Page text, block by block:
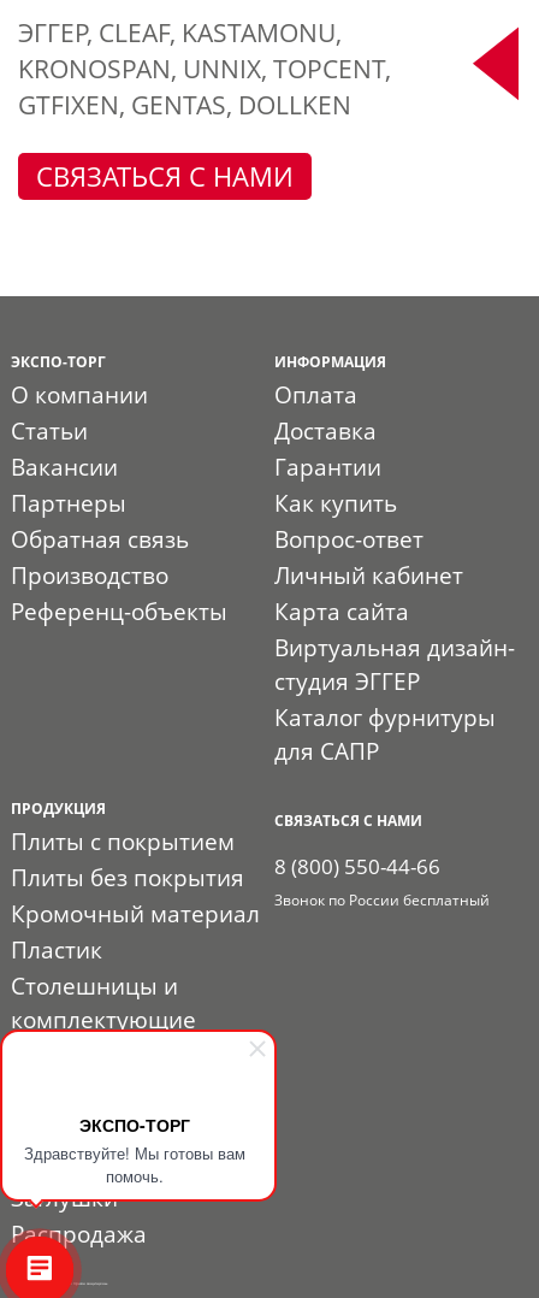
ЭКСПО-ТОРГ
Здравствуйте! Мы готовы вам
помочь.
ЭГГЕР, CLEAF, KASTAMONU,
KRONOSPAN, UNNIX, TOPCENT,
GTFIXEN, GENTAS, DOLLKEN
СВЯЗАТЬСЯ С НАМИ
ЭКСПО-ТОРГ
О компании
Статьи
Вакансии
Партнеры
Обратная связь
Производство
Референц-объекты
ИНФОРМАЦИЯ
Оплата
Доставка
Гарантии
Как купить
Вопрос-ответ
Личный кабинет
Карта сайта
Виртуальная дизайн-
студия ЭГГЕР
Каталог фурнитуры
для САПР
ПРОДУКЦИЯ
Плиты с покрытием
Плиты без покрытия
Кромочный материал
Пластик
Столешницы и
комплектующие
Расходные материалы
Выставочный профиль
и фурнитура
Заглушки
Распродажа
СВЯЗАТЬСЯ С НАМИ
8 (800) 550-44-66
Звонок по России бесплатный
© 2010 - 2026. ЭКСПО-ТОРГ. Все права защищены.